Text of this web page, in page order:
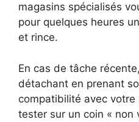
magasins spécialisés
pour quelques heures
et rince.
En cas de tâche
détachant en prenant
compatibilité avec
tester sur un coin « non